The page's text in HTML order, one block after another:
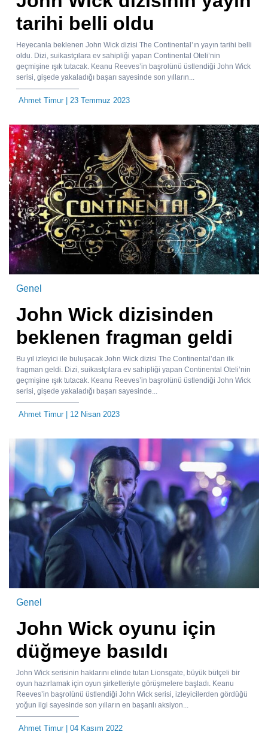
tarihi belli oldu
Heyecanla beklenen John Wick dizisi The Continental’ın yayın tarihi belli
oldu. Dizi, suikastçılara ev sahipliği yapan Continental Oteli’nin
geçmişine ışık tutacak. Keanu Reeves’in başrolünü üstlendiği John Wick
serisi, gişede yakaladığı başarı sayesinde son yılların...
Ahmet Timur| 23 Temmuz 2023
Genel
John Wick dizisinden
beklenen fragman geldi
Bu yıl izleyici ile buluşacak John Wick dizisi The Continental’dan ilk
fragman geldi. Dizi, suikastçılara ev sahipliği yapan Continental Oteli’nin
geçmişine ışık tutacak. Keanu Reeves’in başrolünü üstlendiği John Wick
serisi, gişede yakaladığı başarı sayesinde...
Ahmet Timur| 12 Nisan 2023
Genel
John Wick oyunu için
düğmeye basıldı
John Wick serisinin haklarını elinde tutan Lionsgate, büyük bütçeli bir
oyun hazırlamak için oyun şirketleriyle görüşmelere başladı. Keanu
Reeves’in başrolünü üstlendiği John Wick serisi, izleyicilerden gördüğü
yoğun ilgi sayesinde son yılların en başarılı aksiyon...
Ahmet Timur| 04 Kasım 2022